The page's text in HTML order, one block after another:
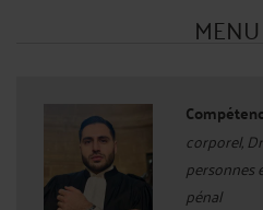
MENU
corporel,
personnes
pénal